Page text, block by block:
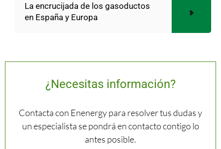
La encrucijada de los gasoductos
en España y Europa
¿Necesitas información?
Contacta con Enenergy para resolver tus dudas y
un especialista se pondrá en contacto contigo lo
antes posible.